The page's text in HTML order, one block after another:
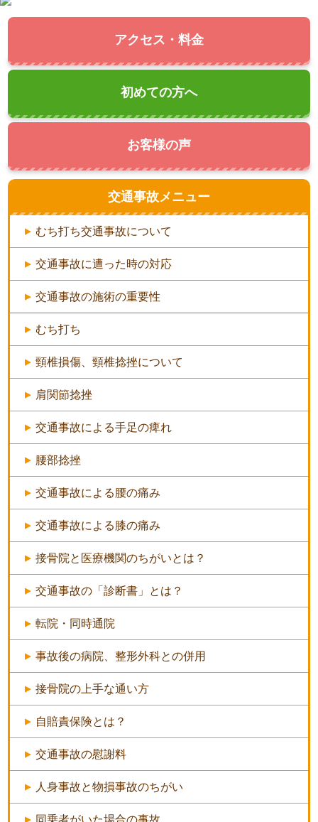
アクセス・料金
初めての方へ
お客様の声
交通事故メニュー
むち打ち交通事故について
交通事故に遭った時の対応
交通事故の施術の重要性
むち打ち
頸椎損傷、頸椎捻挫について
肩関節捻挫
交通事故による手足の痺れ
腰部捻挫
交通事故による腰の痛み
交通事故による膝の痛み
接骨院と医療機関のちがいとは？
交通事故の「診断書」とは？
転院・同時通院
事故後の病院、整形外科との併用
接骨院の上手な通い方
自賠責保険とは？
交通事故の慰謝料
人身事故と物損事故のちがい
同乗者がいた場合の事故